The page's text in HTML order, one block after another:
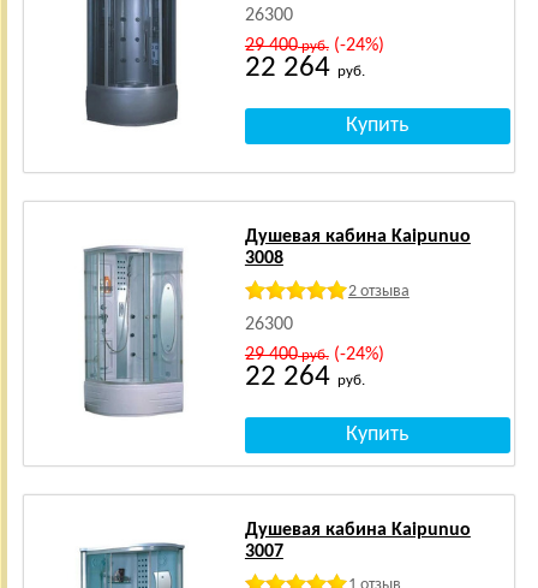
26300
29 400руб.(-24%)
22 264 руб.
Душевая кабина Kaipunuo
3008
2 отзыва
26300
29 400руб.(-24%)
22 264 руб.
Душевая кабина Kaipunuo
3007